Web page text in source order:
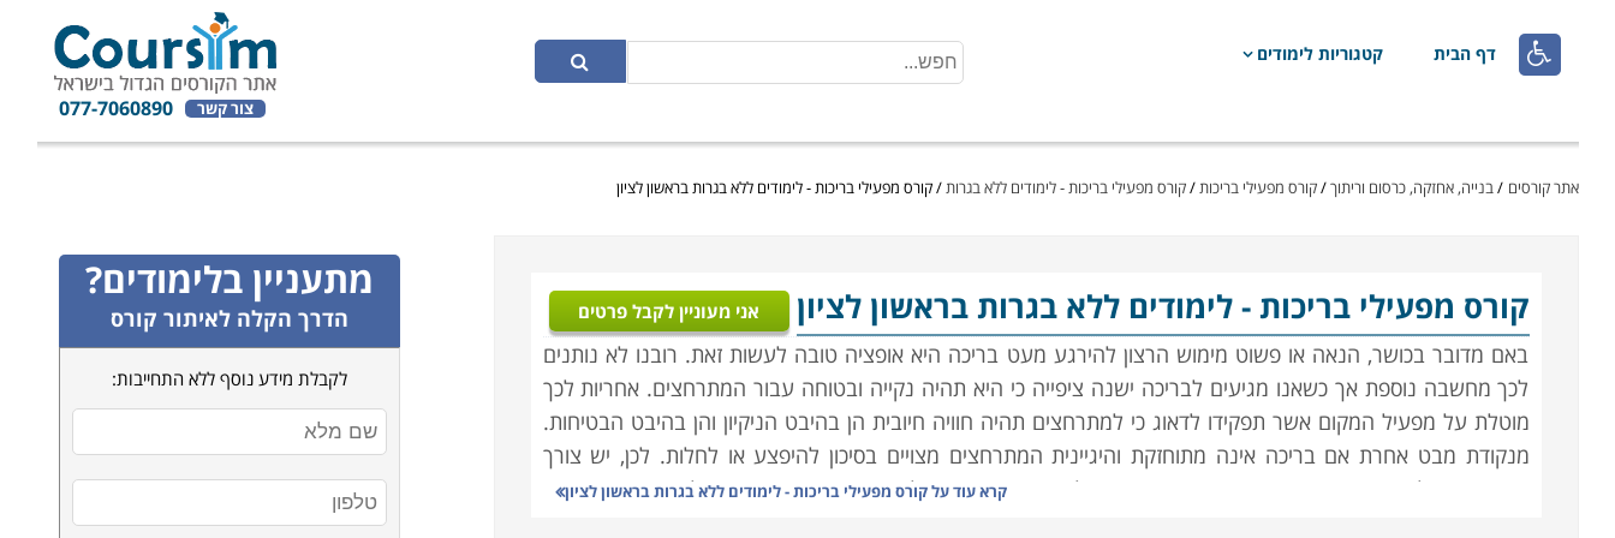
 דף הבית קטגוריות לימודים
צור קשר 077-7060890
אתר קורסים /בנייה, אחזקה, כרסום וריתוך/קורס מפעילי בריכות/קורס מפעילי בריכות - לימודים ללא בגרות/קורס מפעילי בריכות - לימודים ללא בגרות בראשון לציון
קורס מפעילי בריכות- לימודים ללא בגרות בראשון לציון אני מעוניין לקבל פרטים
באם מדובר בכושר, הנאה או פשוט מימוש הרצון להירגע מעט בריכה היא אופציה טובה לעשות זאת. רובנו לא נותנים
לכך מחשבה נוספת אך כשאנו מגיעים לבריכה ישנה ציפייה כי היא תהיה נקייה ובטוחה עבור המתרחצים. אחריות לכך
מוטלת על מפעיל המקום אשר תפקידו לדאוג כי למתרחצים תהיה חוויה חיובית הן בהיבט הניקיון והן בהיבט הבטיחות.
מנקודת מבט אחרת אם בריכה אינה מתוחזקת והיגיינית המתרחצים מצויים בסיכון להיפצע או לחלות. לכן, יש צורך
בקורס מפעילי בריכות מיומנים שהוכשרו במיוחד וידעו לקחת בחשבון את כל ההיבטים הכרוכים בהפעלת הבריכה.
קרא עוד עלקורס מפעילי בריכות - לימודים ללא בגרות בראשון לציון
מתעניין בלימודים?
הדרך הקלה לאיתור קורס
לקבלת מידע נוסף ללא התחייבות: